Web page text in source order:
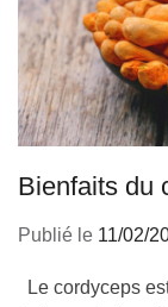
Bienfaits du
Publié le 11/02/
Le cordyceps